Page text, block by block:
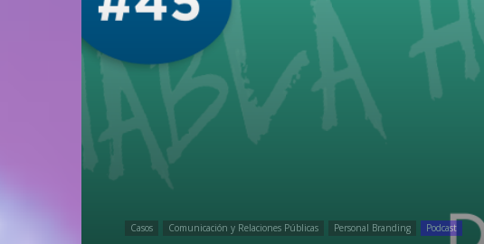
Casos Comunicación y Relaciones Públicas Personal Branding Podcast